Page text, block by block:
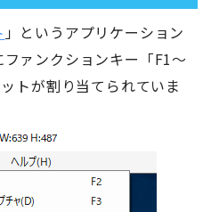
」というアプリケーション
ァンクションキー「F1～
トが割り当てられていま